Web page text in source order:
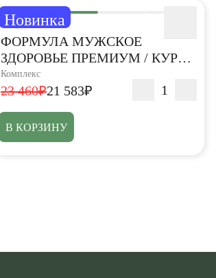
Новинка
5,0
ФОРМУЛА МУЖСКОЕ
ЗДОРОВЬЕ ПРЕМИУМ / КУРС
НА 3 МЕСЯЦА
Комплекс
23 460₽21 583₽
В КОРЗИНУ